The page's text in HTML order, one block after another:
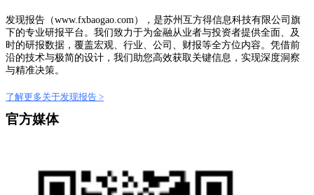
发现报告（www.fxbaogao.com），是苏州互方得信息科技有限公司旗
下的专业研报平台。我们致力于为金融从业者与投资者提供全面、及
时的研报数据，覆盖宏观、行业、公司、财报等全方位内容。凭借前
沿的技术与极简的设计，我们助您高效获取关键信息，实现深度洞察
与精准决策。
了解更多关于发现报告 >
官方媒体